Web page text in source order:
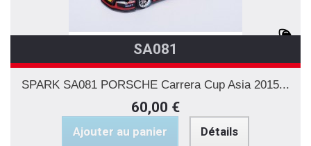
SA081
SPARK SA081 PORSCHE Carrera Cup Asia 2015...
60,00 €
Ajouter au panier Détails